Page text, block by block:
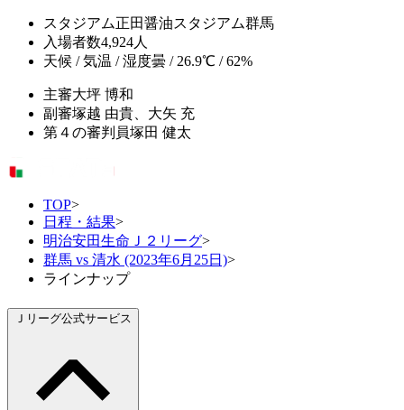
スタジアム正田醤油スタジアム群馬
入場者数4,924人
天候 / 気温 / 湿度曇 / 26.9℃ / 62%
主審大坪 博和
副審塚越 由貴、大矢 充
第４の審判員塚田 健太
TOP>
日程・結果>
明治安田生命Ｊ２リーグ>
群馬 vs 清水 (2023年6月25日)>
ラインナップ
Ｊリーグ公式サービス